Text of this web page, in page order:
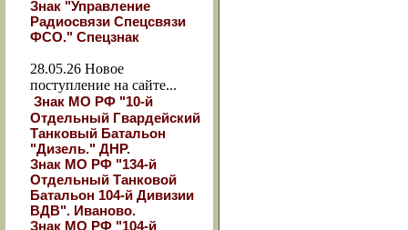
Знак "Управление
Радиосвязи Спецсвязи
ФСО." Спецзнак
28.05.26 Новое
поступление на сайте...
Знак МО РФ "10-й
Отдельный Гвардейский
Танковый Батальон
"Дизель." ДНР.
Знак МО РФ "134-й
Отдельный Танковой
Батальон 104-й Дивизии
ВДВ". Иваново.
Знак МО РФ "104-й